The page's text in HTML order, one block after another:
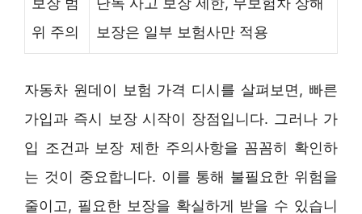
위 주의
보장은 일부 보험사만 적용
자동차 원데이 보험 가격 디시를 살펴보면, 빠른
가입과 즉시 보장 시작이 장점입니다. 그러나 가
입 조건과 보장 제한 주의사항을 꼼꼼히 확인하
는 것이 중요합니다. 이를 통해 불필요한 위험을
줄이고, 필요한 보장을 확실하게 받을 수 있습니